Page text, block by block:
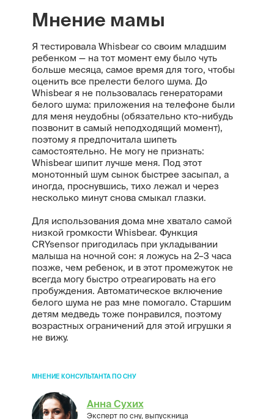
Мнение мамы
Я тестировала Whisbear со своим младшим
ребенком — на тот момент ему было чуть
больше месяца, самое время для того, чтобы
оценить все прелести белого шума. До
Whisbear я не пользовалась генераторами
белого шума: приложения на телефоне были
для меня неудобны (обязательно кто-нибудь
позвонит в самый неподходящий момент),
поэтому я предпочитала шипеть
самостоятельно. Не могу не признать:
Whisbear шипит лучше меня. Под этот
монотонный шум сынок быстрее засыпал, а
иногда, проснувшись, тихо лежал и через
несколько минут снова смыкал глазки.
Для использования дома мне хватало самой
низкой громкости Whisbear. Функция
CRYsensor пригодилась при укладывании
малыша на ночной сон: я ложусь на 2–3 часа
позже, чем ребенок, и в этот промежуток не
всегда могу быстро отреагировать на его
пробуждения. Автоматическое включение
белого шума не раз мне помогало. Старшим
детям медведь тоже понравился, поэтому
возрастных ограничений для этой игрушки я
не вижу.
МНЕНИЕ КОНСУЛЬТАНТА ПО СНУ
Анна Сухих
Эксперт по сну, выпускница